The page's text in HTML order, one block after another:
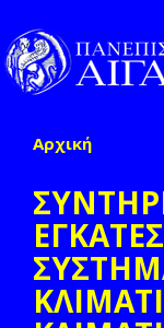
Παράκαμψη προς
Είστε εδώ
Αρχική